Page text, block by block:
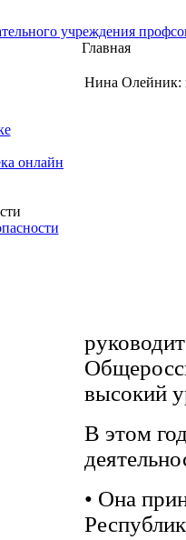
Главная
Нина Олейник:
высокий
В этом
• Она